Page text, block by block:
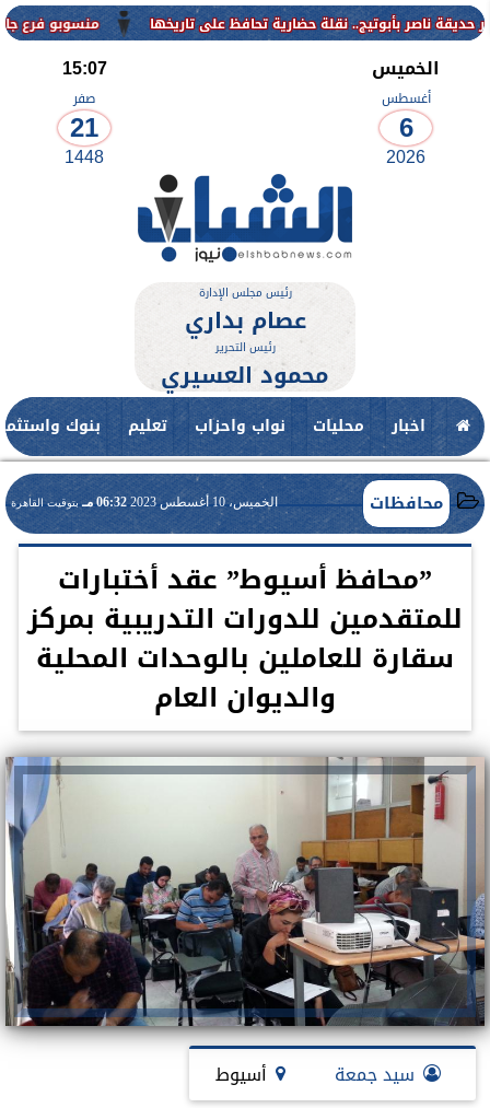
منسوبو فرع جامعة الأزهر للوجه
الخميس
أغسطس
6
2026
15:07
صفر
21
1448
رئيس مجلس الإدارة
عصام بداري
رئيس التحرير
محمود العسيري
اخبار محليات نواب واحزاب تعليم بنوك
محافظات الخميس، 10 أغسطس 2023 06:32 مـ بتوقيت القاهرة
”محافظ أسيوط” عقد أختبارات
للمتقدمين للدورات التدريبية بمركز
سقارة للعاملين بالوحدات المحلية
والديوان العام
سيد جمعة أسيوط